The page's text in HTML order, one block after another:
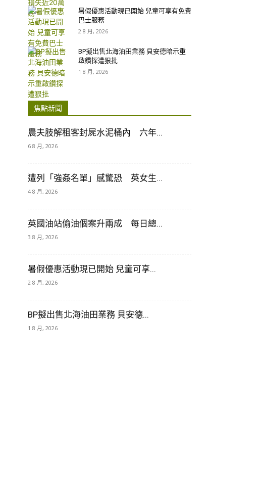
暑假優惠活動現已開始 兒童可享有免費
巴士服務
2 8 月, 2026
BP擬出售北海油田業務 貝安德暗示重
啟鑽探遭狠批
1 8 月, 2026
焦點新聞
農夫肢解租客封屍水泥桶內 六年...
6 8 月, 2026
遭列「強姦名單」感驚恐 英女生...
4 8 月, 2026
英國油站偷油個案升兩成 每日總...
3 8 月, 2026
暑假優惠活動現已開始 兒童可享...
2 8 月, 2026
BP擬出售北海油田業務 貝安德...
1 8 月, 2026